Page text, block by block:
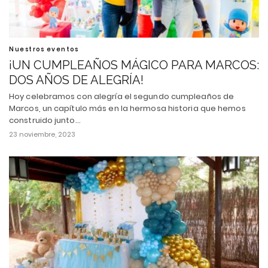
Nuestros eventos
¡UN CUMPLEAÑOS MÁGICO PARA MARCOS:
DOS AÑOS DE ALEGRÍA!
Hoy celebramos con alegría el segundo cumpleaños de
Marcos, un capítulo más en la hermosa historia que hemos
construido junto…
23 noviembre, 2023